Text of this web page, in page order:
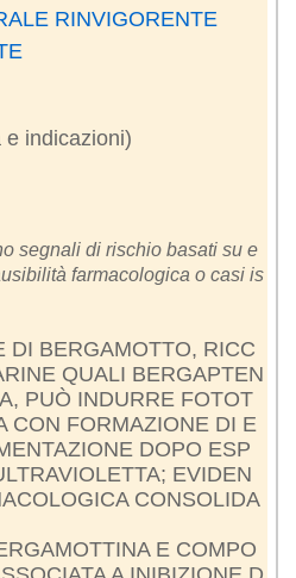
RINVIGORENTE
e indicazioni)
segnali di rischio basati su e
farmacologica o casi is
DI BERGAMOTTO, RICC
QUALI BERGAPTEN
PUÒ INDURRE FOTOT
CON FORMAZIONE DI E
DOPO ESP
EVIDEN
CONSOLIDA
E COMPO